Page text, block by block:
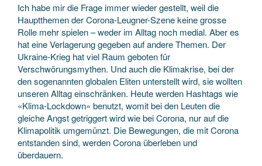
Ich habe mir die Frage immer wieder gestellt, weil die
Hauptthemen der Corona-Leugner-Szene keine grosse
Rolle mehr spielen – weder im Alltag noch medial. Aber es
hat eine Verlagerung gegeben auf andere Themen. Der
Ukraine-Krieg hat viel Raum geboten für
Verschwörungsmythen. Und auch die Klimakrise, bei der
den sogenannten globalen Eliten unterstellt wird, sie wollten
unseren Alltag einschränken. Heute werden Hashtags wie
«Klima-Lockdown» benutzt, womit bei den Leuten die
gleiche Angst getriggert wird wie bei Corona, nur auf die
Klimapolitik umgemünzt. Die Bewegungen, die mit Corona
entstanden sind, werden Corona überleben und
überdauern.